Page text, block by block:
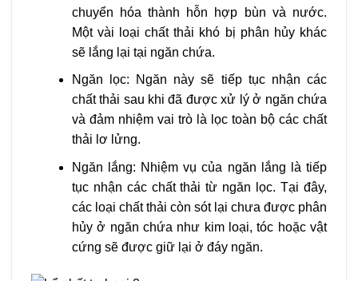
chuyển hóa thành hỗn hợp bùn và nước.
Một vài loại chất thải khó bị phân hủy khác
sẽ lắng lại tại ngăn chứa.
Ngăn lọc: Ngăn này sẽ tiếp tục nhận các
chất thải sau khi đã được xử lý ở ngăn chứa
và đảm nhiệm vai trò là lọc toàn bộ các chất
thải lơ lửng.
Ngăn lắng: Nhiệm vụ của ngăn lắng là tiếp
tục nhận các chất thải từ ngăn lọc. Tại đây,
các loại chất thải còn sót lại chưa được phân
hủy ở ngăn chứa như kim loại, tóc hoặc vật
cứng sẽ được giữ lại ở đáy ngăn.